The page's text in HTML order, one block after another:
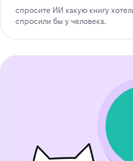
спросите ИИ какую книгу
спросили бы у человека.